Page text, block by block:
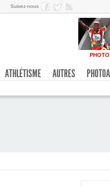
Suivez-nous
ATHLÉTISME AUTRES